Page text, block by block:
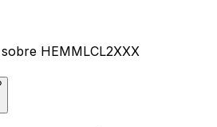
HEMMLCL2XXX